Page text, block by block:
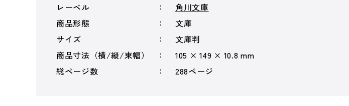
レーベル
角川文庫
商品形態
文庫
サイズ
文庫判
商品寸法（横/縦/束幅）
105 × 149 × 10.8 mm
総ページ数
288ページ